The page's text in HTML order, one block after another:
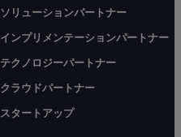
ソリューションパートナー
インプリメンテーションパートナー
テクノロジーパートナー
クラウドパートナー
スタートアップ